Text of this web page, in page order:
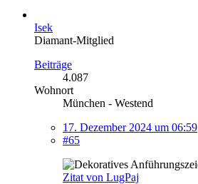
Isek
Diamant-Mitglied
Beiträge
4.087
Wohnort
München - Westend
17. Dezember 2024 um 06:59
#65
Zitat von LugPaj